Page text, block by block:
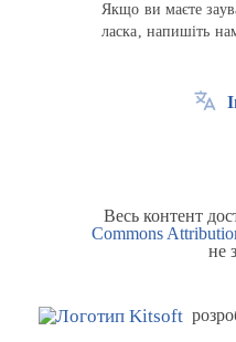
Якщо ви маєте
ласка, напишіть
Весь контент
Commons
не